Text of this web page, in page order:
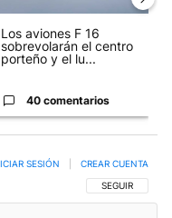
Los aviones F 16
sobrevolarán el centro
porteño y el lu...
40 comentarios
SIGA ESTA
SEGUIR
SESIÓN CREAR CUENTA